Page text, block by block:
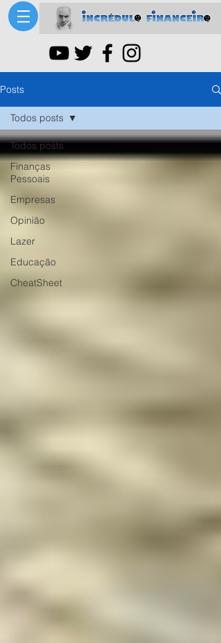
Posts
Todos posts
Finanças
Pessoais
Empresas
Opinião
Lazer
Educação
CheatSheet
Todos posts